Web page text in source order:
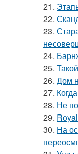
21.
22.
23.
24.
25.
26. Дом
27.
28. Не
29.
30. На